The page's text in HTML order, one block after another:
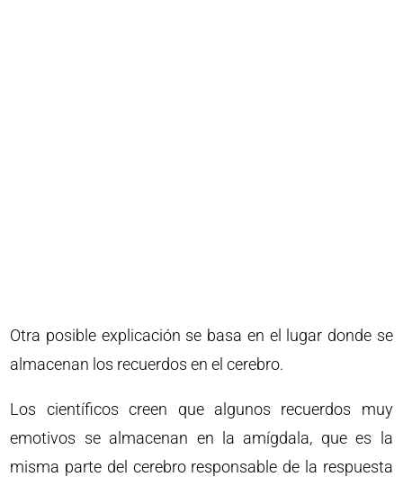
Otra posible explicación se basa en el lugar donde se
almacenan los recuerdos en el cerebro.
Los científicos creen que algunos recuerdos muy
emotivos se almacenan en la amígdala, que es la
misma parte del cerebro responsable de la respuesta